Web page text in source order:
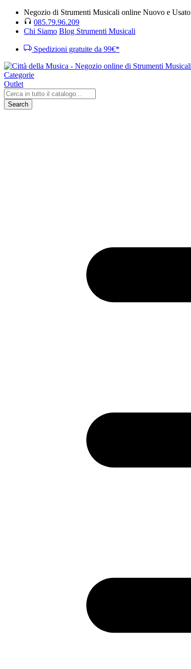
Negozio di Strumenti Musicali online Nuovo e Usato
085.79.96.209
Chi Siamo Blog Strumenti Musicali
Spedizioni gratuite da 99€*
Categorie
Outlet
Search